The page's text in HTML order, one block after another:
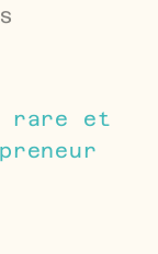
rare et